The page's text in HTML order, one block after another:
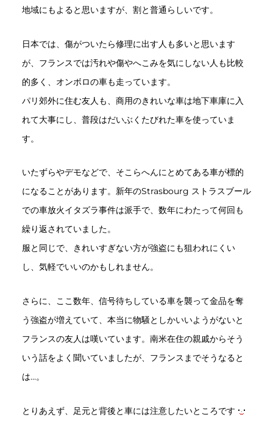
地域にもよると思いますが、割と普通らしいです。
日本では、傷がついたら修理に出す人も多いと思います
が、フランスでは汚れや傷やへこみを気にしない人も比較
的多く、オンボロの車も走っています。
パリ郊外に住む友人も、商用のきれいな車は地下車庫に入
れて大事にし、普段はだいぶくたびれた車を使っていま
す。
いたずらやデモなどで、そこらへんにとめてある車が標的
になることがあります。新年のStrasbourg ストラスブール
での車放火イタズラ事件は派手で、数年にわたって何回も
繰り返されていました。
服と同じで、きれいすぎない方が強盗にも狙われにくい
し、気軽でいいのかもしれません。
さらに、ここ数年、信号待ちしている車を襲って金品を奪
う強盗が増えていて、本当に物騒としかいいようがないと
フランスの友人は嘆いています。南米在住の親戚からそう
いう話をよく聞いていましたが、フランスまでそうなると
は…。
とりあえず、足元と背後と車には注意したいところです